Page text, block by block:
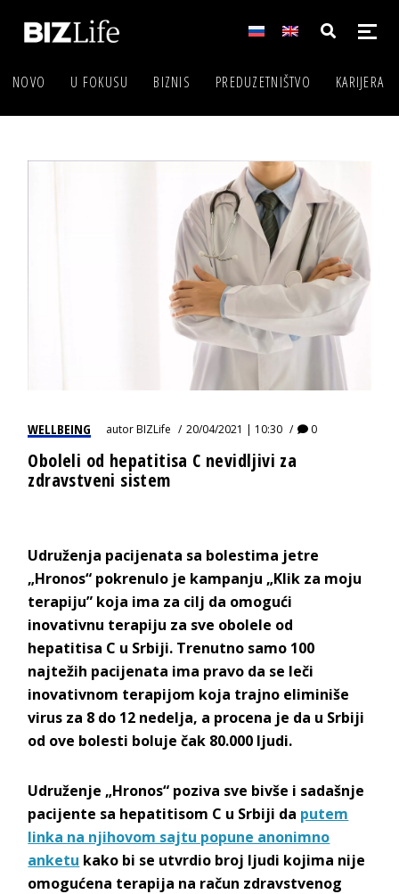
NOVO U FOKUSU BIZNIS PREDUZETNIŠTVO KARIJERA
WELLBEING autorBIZLife 20/04/2021 | 10:30 0
Oboleli od hepatitisa C nevidljivi za
zdravstveni sistem
Udruženja pacijenata sa bolestima jetre
„Hronos“ pokrenulo je kampanju „Klik za moju
terapiju” koja ima za cilj da omogući
inovativnu terapiju za sve obolele od
hepatitisa C u Srbiji. Trenutno samo 100
najtežih pacijenata ima pravo da se leči
inovativnom terapijom koja trajno eliminiše
virus za 8 do 12 nedelja, a procena je da u Srbiji
od ove bolesti boluje čak 80.000 ljudi.
Udruženje „Hronos“ poziva sve bivše i sadašnje
pacijente sa hepatitisom C u Srbiji da putem
linka na njihovom sajtu popune anonimno
anketu kako bi se utvrdio broj ljudi kojima nije
omogućena terapija na račun zdravstvenog